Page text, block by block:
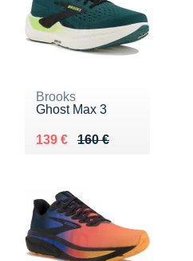
Brooks
Ghost Max 3
160 €
Au lieu de 160 €
139 €
Vendu 139 €